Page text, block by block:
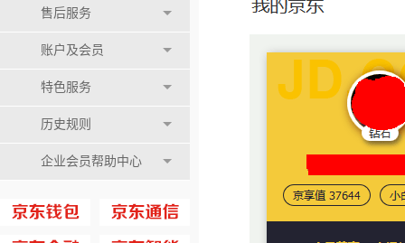
售后服务
账户及会员
特色服务
历史规则
企业会员帮助中心